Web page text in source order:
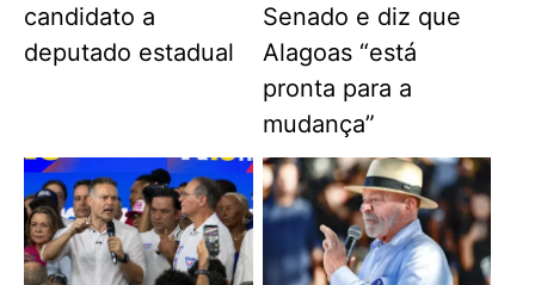
candidato a
deputado estadual
Senado e diz que
Alagoas “está
pronta para a
mudança”